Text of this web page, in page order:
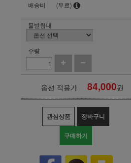
배송비
(무료)
물받침대
수량
옵션 적용가 84,000원
관심상품 장바구니
구매하기